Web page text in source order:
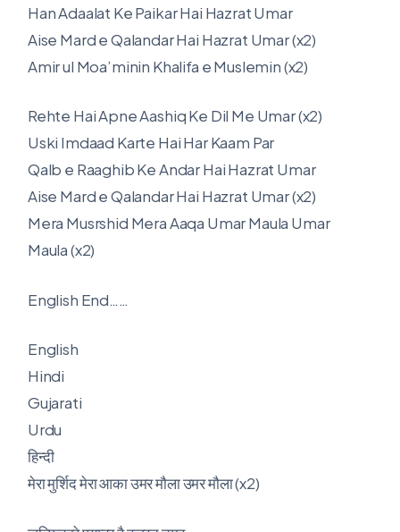
Han Adaalat Ke Paikar Hai Hazrat Umar
Aise Mard e Qalandar Hai Hazrat Umar (x2)
Amir ul Moa’minin Khalifa e Muslemin (x2)
Rehte Hai Apne Aashiq Ke Dil Me Umar (x2)
Uski Imdaad Karte Hai Har Kaam Par
Qalb e Raaghib Ke Andar Hai Hazrat Umar
Aise Mard e Qalandar Hai Hazrat Umar (x2)
Mera Musrshid Mera Aaqa Umar Maula Umar
Maula (x2)
English End……
English
Hindi
Gujarati
Urdu
हिन्दी
मेरा मुर्शिद मेरा आका उमर मौला उमर मौला (x2)